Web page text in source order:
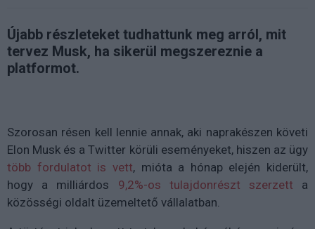
Újabb részleteket tudhattunk meg arról, mit
tervez Musk, ha sikerül megszereznie a
platformot.
Szorosan résen kell lennie annak, aki naprakészen követi
Elon Musk és a Twitter körüli eseményeket, hiszen az ügy
több fordulatot is vett, mióta a hónap elején kiderült,
hogy a milliárdos 9,2%-os tulajdonrészt szerzett a
közösségi oldalt üzemeltető vállalatban.